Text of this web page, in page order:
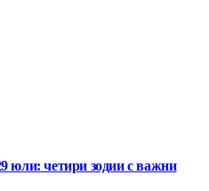
юли: четири зодии с важни